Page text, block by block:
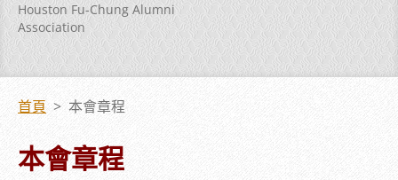
Houston Fu-Chung Alumni
Association
首頁 > 本會章程
本會章程